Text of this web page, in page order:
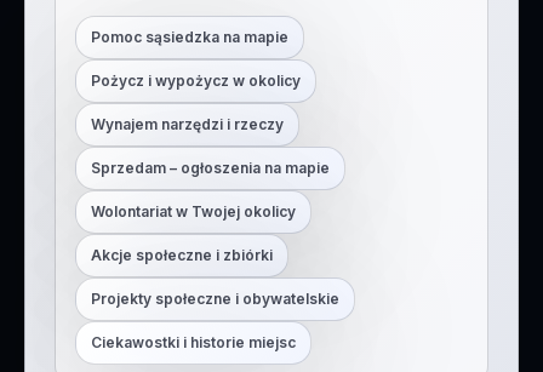
Pomoc sąsiedzka na mapie
Pożycz i wypożycz w okolicy
Wynajem narzędzi i rzeczy
Sprzedam – ogłoszenia na mapie
Wolontariat w Twojej okolicy
Akcje społeczne i zbiórki
Projekty społeczne i obywatelskie
Ciekawostki i historie miejsc